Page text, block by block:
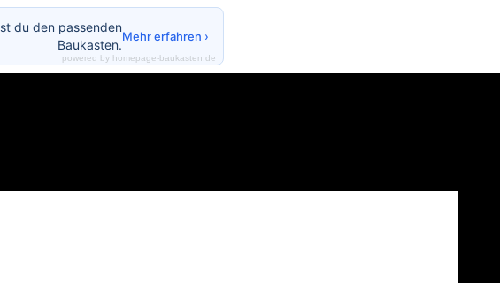
du den passenden
Baukasten.
Mehr erfahren ›
powered by homepage-baukasten.de